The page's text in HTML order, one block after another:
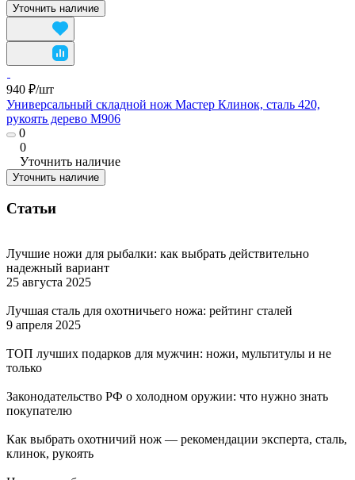
Уточнить наличие
940 ₽/шт
Универсальный складной нож Мастер Клинок, сталь 420,
рукоять дерево M906
0
0
Уточнить наличие
Уточнить наличие
Статьи
Лучшие ножи для рыбалки: как выбрать действительно
надежный вариант
25 августа 2025
Лучшая сталь для охотничьего ножа: рейтинг сталей
9 апреля 2025
ТОП лучших подарков для мужчин: ножи, мультитулы и не
только
Законодательство РФ о холодном оружии: что нужно знать
покупателю
Как выбрать охотничий нож — рекомендации эксперта, сталь,
клинок, рукоять